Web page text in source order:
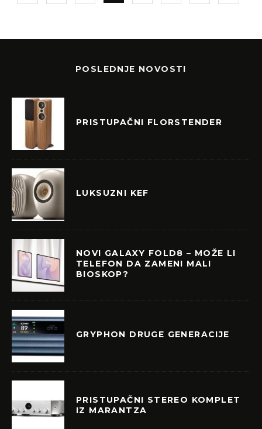
POSLEDNJE NOVOSTI
PRISTUPAČNI FLORSTENDER
LUKSUZNI KEF
NOVI GALAXY FOLD8 – MOŽE LI
TELEFON DA ZAMENI MALI
BIOSKOP?
GRYPHON DRUGE GENERACIJE
PRISTUPAČNI STEREO KOMPLET
IZ MARANTZA